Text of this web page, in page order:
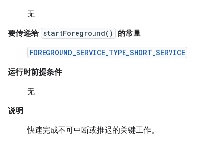
无
要传递给 startForeground() 的常量
FOREGROUND_SERVICE_TYPE_SHORT_SERVICE
运行时前提条件
无
说明
快速完成不可中断或推迟的关键工作。